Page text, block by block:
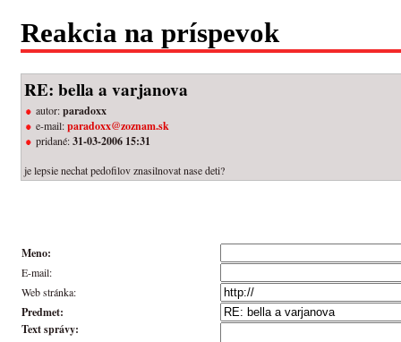
Reakcia na príspevok
RE: bella a varjanova
autor:paradoxx
e-mail:paradoxx@zoznam.sk
pridané:31-03-2006 15:31
je lepsie nechat pedofilov znasilnovat nase deti?
Meno:
E-mail:
Web stránka:
Predmet:
Text správy: